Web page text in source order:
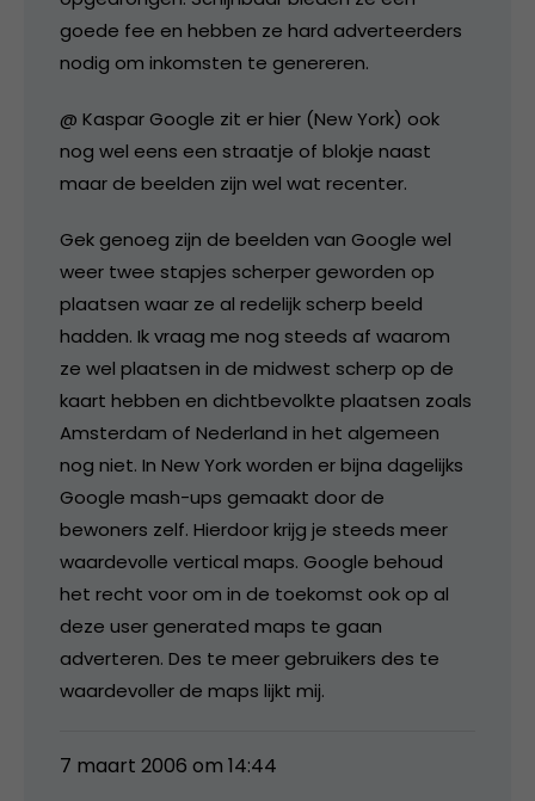
goede fee en hebben ze hard adverteerders
nodig om inkomsten te genereren.
@ Kaspar Google zit er hier (New York) ook
nog wel eens een straatje of blokje naast
maar de beelden zijn wel wat recenter.
Gek genoeg zijn de beelden van Google wel
weer twee stapjes scherper geworden op
plaatsen waar ze al redelijk scherp beeld
hadden. Ik vraag me nog steeds af waarom
ze wel plaatsen in de midwest scherp op de
kaart hebben en dichtbevolkte plaatsen zoals
Amsterdam of Nederland in het algemeen
nog niet. In New York worden er bijna dagelijks
Google mash-ups gemaakt door de
bewoners zelf. Hierdoor krijg je steeds meer
waardevolle vertical maps. Google behoud
het recht voor om in de toekomst ook op al
deze user generated maps te gaan
adverteren. Des te meer gebruikers des te
waardevoller de maps lijkt mij.
7 maart 2006 om 14:44